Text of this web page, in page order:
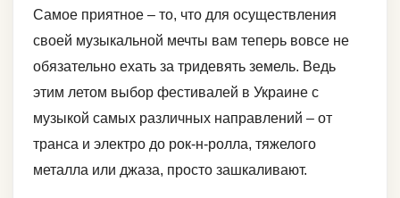
Самое приятное – то, что для осуществления
своей музыкальной мечты вам теперь вовсе не
обязательно ехать за тридевять земель. Ведь
этим летом выбор фестивалей в Украине с
музыкой самых различных направлений – от
транса и электро до рок-н-ролла, тяжелого
металла или джаза, просто зашкаливают.